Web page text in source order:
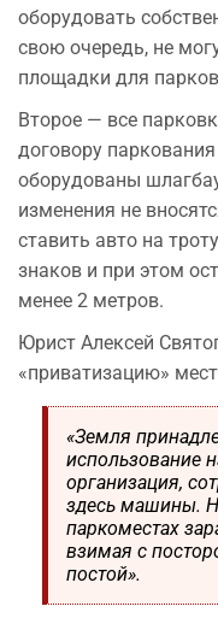
оборудовать
свою очередь, не
площадки для
Второе — все
договору
оборудованы
изменения не
ставить авто на
знаков и при этом
менее 2 метров.
Юрист Алексей
«приватизацию»
«Земля
использование
организация,
здесь машины.
паркоместах
взимая с
постой».